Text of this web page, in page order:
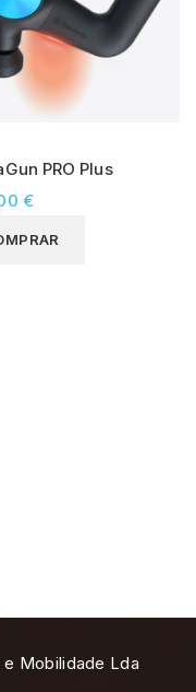
PRO Plus
€
Mobilidade Lda